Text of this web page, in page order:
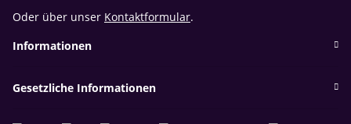
Oder über unser Kontaktformular.
Informationen
Gesetzliche Informationen